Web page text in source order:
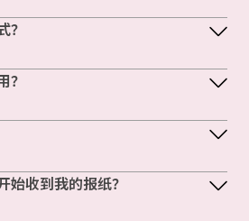
？
？
始收到我的报纸？